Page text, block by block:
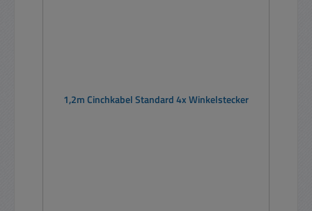
1,2m Cinchkabel Standard 4x Winkelstecker